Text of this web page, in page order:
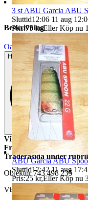
Beskrivning
Oanvänt
Helt ny och aldrig använd
Vikt: 10 gram, längd:
Frakt: Samfrakt sker
Traderasida under
Objektnr 743 498 235
Visningar
3 st ABU Garcia ABU
Sluttid12:06 11 aug
Pris:75 kr,Eller Köp nu
ABU Garcia ABU
Sluttid17:42 11 aug
Pris:25 kr,Eller Köp nu